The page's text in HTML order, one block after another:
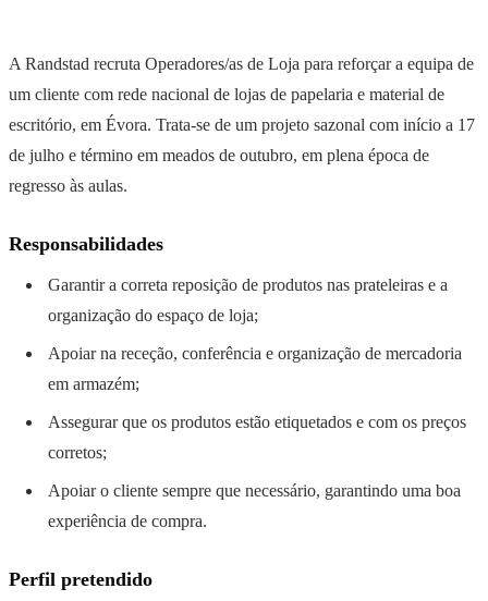
A Randstad recruta Operadores/as de Loja para reforçar a equipa de
um cliente com rede nacional de lojas de papelaria e material de
escritório, em Évora. Trata-se de um projeto sazonal com início a 17
de julho e término em meados de outubro, em plena época de
regresso às aulas.
Responsabilidades
Garantir a correta reposição de produtos nas prateleiras e a
organização do espaço de loja;
Apoiar na receção, conferência e organização de mercadoria
em armazém;
Assegurar que os produtos estão etiquetados e com os preços
corretos;
Apoiar o cliente sempre que necessário, garantindo uma boa
experiência de compra.
Perfil pretendido